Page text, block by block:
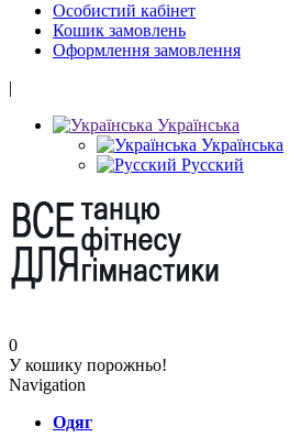
Особистий кабінет
Кошик замовлень
Оформлення замовлення
|
Українська
Українська
Русский
0
У кошику порожньо!
Navigation
Одяг